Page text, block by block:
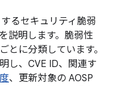
るセキュリティ脆弱
説明します。脆弱性
とに分類しています。
し、CVE ID、関連す
、更新対象の AOSP